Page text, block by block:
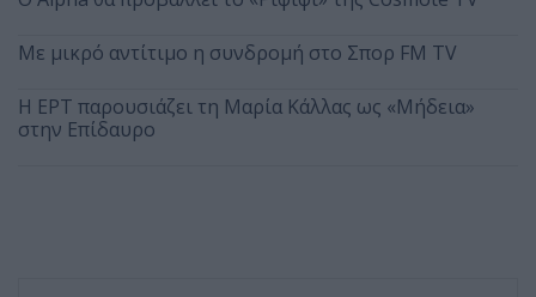
Με μικρό αντίτιμο η συνδρομή στο Σπορ FM TV
Η ΕΡΤ παρουσιάζει τη Μαρία Κάλλας ως «Μήδεια»
στην Επίδαυρο